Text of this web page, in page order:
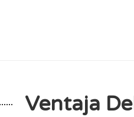
Ventaja